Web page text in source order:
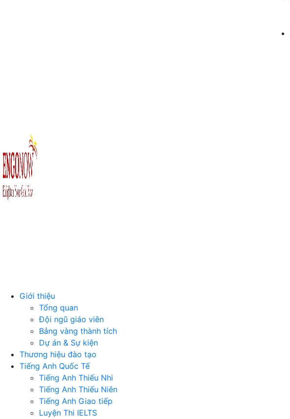
Giới thiệu
Tổng quan
Đội ngũ giáo viên
Bảng vàng thành tích
Dự án & Sự kiện
Thương hiệu đào tạo
Tiếng Anh Quốc Tế
Tiếng Anh Thiếu Nhi
Tiếng Anh Thiếu Niên
Tiếng Anh Giao tiếp
Luyện Thi IELTS